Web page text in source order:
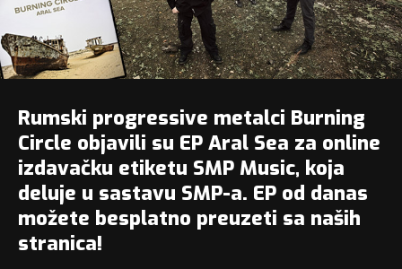
Rumski progressive metalci Burning
Circle objavili su EP Aral Sea za online
izdavačku etiketu SMP Music, koja
deluje u sastavu SMP-a. EP od danas
možete besplatno preuzeti sa naših
stranica!